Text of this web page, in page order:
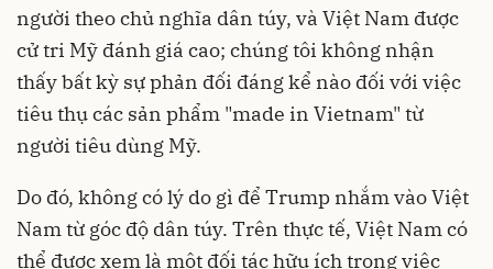
người theo chủ nghĩa dân túy, và Việt Nam được
cử tri Mỹ đánh giá cao; chúng tôi không nhận
thấy bất kỳ sự phản đối đáng kể nào đối với việc
tiêu thụ các sản phẩm "made in Vietnam" từ
người tiêu dùng Mỹ.
Do đó, không có lý do gì để Trump nhắm vào Việt
Nam từ góc độ dân túy. Trên thực tế, Việt Nam có
thể được xem là một đối tác hữu ích trong việc